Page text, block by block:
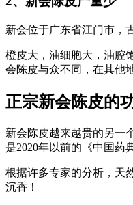
新会位于广东省江门市，
橙皮大，油细胞大，油腔
会陈皮与众不同，在其他
正宗新会陈皮的
新会陈皮越来越贵的另一
是2020年以前的《中国药
根据许多专家的分析，天
沉香！